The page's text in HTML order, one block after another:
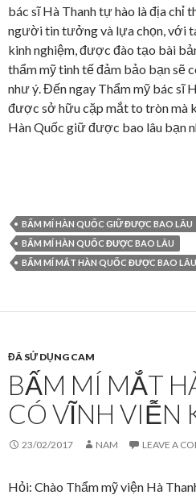
bác sĩ Hà Thanh tự hào là địa chỉ
người tin tưởng và lựa chọn, với
kinh nghiệm, được đào tạo bài
thẩm mỹ tinh tế đảm bảo bạn sẽ
như ý. Đến ngay Thẩm mỹ bác sĩ
được sở hữu cặp mắt to tròn mà
Hàn Quốc giữ được bao lâu bạn
BẤM MÍ HÀN QUỐC GIỮ ĐƯỢC BAO LÂU
BẤM MÍ HÀN QUỐC ĐƯỢC BAO LÂU
BẤM MÍ MẮT HÀN QUỐC ĐƯỢC BAO LÂU
ĐÃ SỬ DỤNG CAM
BẤM MÍ MẮT
CÓ VĨNH VIỄN
23/02/2017 NAM LEAVE A
Hỏi: Chào Thẩm mỹ viện Hà